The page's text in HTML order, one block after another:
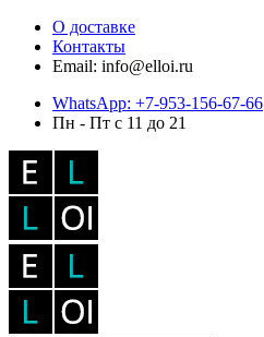
О доставке
Контакты
Email: info@elloi.ru
WhatsApp: +7-953-156-67-66
Пн - Пт с 11 до 21